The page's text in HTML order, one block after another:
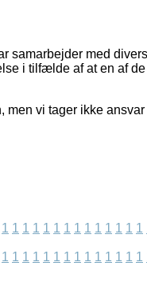
samarbejder med
i tilfælde af at en af
men vi tager ikke
1 1 1 1 1 1 1 1 1 1 1 1 1 1
1 1 1 1 1 1 1 1 1 1 1 1 1 1